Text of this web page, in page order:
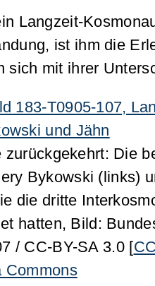
Langzeit-
ist ihm die
sich mit ihrer
Die
Bykowski (links)
die dritte
hatten, Bild:
/ CC-BY-SA 3.0 [
Commons